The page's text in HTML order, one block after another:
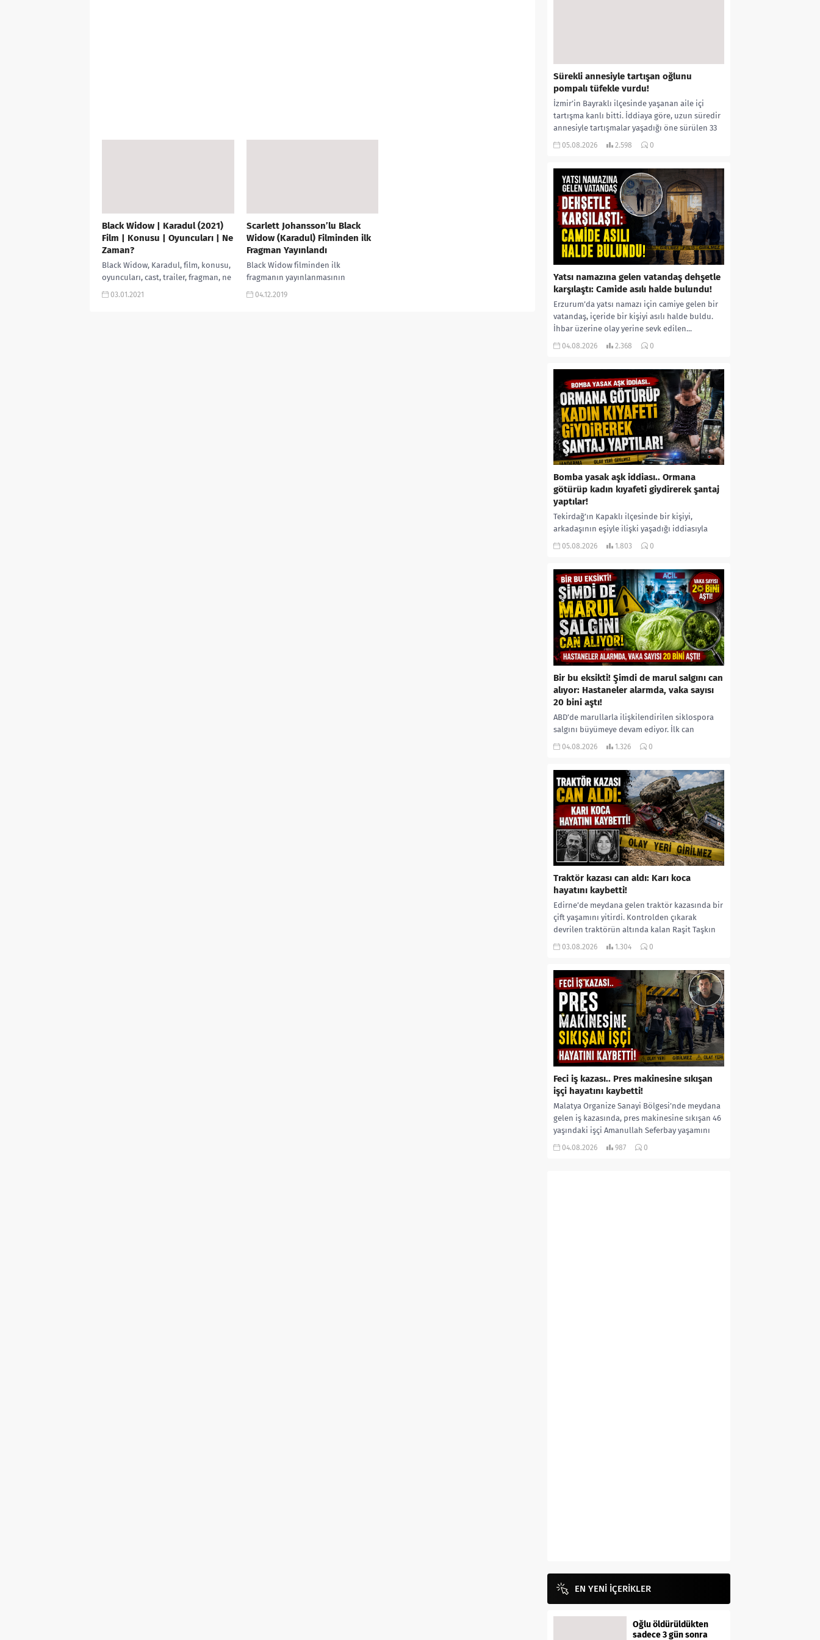
Black Widow | Karadul (2021)
Film | Konusu | Oyuncuları | Ne
Zaman?
Black Widow, Karadul, film, konusu,
oyuncuları, cast, trailer, fragman, ne
zaman, vizyon tarihi, altyazılı izle,
03.01.2021
Scarlett Johansson’lu Black
Widow (Karadul) Filminden ilk
Fragman Yayınlandı
Black Widow filminden ilk
fragmanın yayınlanmasının
ardından Black Widow Karadul
04.12.2019
Sürekli annesiyle tartışan oğlunu
pompalı tüfekle vurdu!
İzmir’in Bayraklı ilçesinde yaşanan aile içi
tartışma kanlı bitti. İddiaya göre, uzun süredir
annesiyle tartışmalar yaşadığı öne sürülen 33
yaşındaki...
05.08.2026 2.598 0
Yatsı namazına gelen vatandaş dehşetle
karşılaştı: Camide asılı halde bulundu!
Erzurum’da yatsı namazı için camiye gelen bir
vatandaş, içeride bir kişiyi asılı halde buldu.
İhbar üzerine olay yerine sevk edilen...
04.08.2026 2.368 0
Bomba yasak aşk iddiası.. Ormana
götürüp kadın kıyafeti giydirerek şantaj
yaptılar!
Tekirdağ’ın Kapaklı ilçesinde bir kişiyi,
arkadaşının eşiyle ilişki yaşadığı iddiasıyla
ormanlık alana götürerek zorla kadın
05.08.2026 1.803 0
Bir bu eksikti! Şimdi de marul salgını can
alıyor: Hastaneler alarmda, vaka sayısı
20 bini aştı!
ABD’de marullarla ilişkilendirilen siklospora
salgını büyümeye devam ediyor. İlk can
kayıplarının yaşandığı salgında vaka sayısının
04.08.2026 1.326 0
Traktör kazası can aldı: Karı koca
hayatını kaybetti!
Edirne’de meydana gelen traktör kazasında bir
çift yaşamını yitirdi. Kontrolden çıkarak
devrilen traktörün altında kalan Raşit Taşkın
ile eşi Fatma...
03.08.2026 1.304 0
Feci iş kazası.. Pres makinesine sıkışan
işçi hayatını kaybetti!
Malatya Organize Sanayi Bölgesi’nde meydana
gelen iş kazasında, pres makinesine sıkışan 46
yaşındaki işçi Amanullah Seferbay yaşamını
yitirdi. Olayla ilgili...
04.08.2026 987 0
EN YENİ İÇERİKLER
Oğlu öldürüldükten
sadece 3 gün sonra